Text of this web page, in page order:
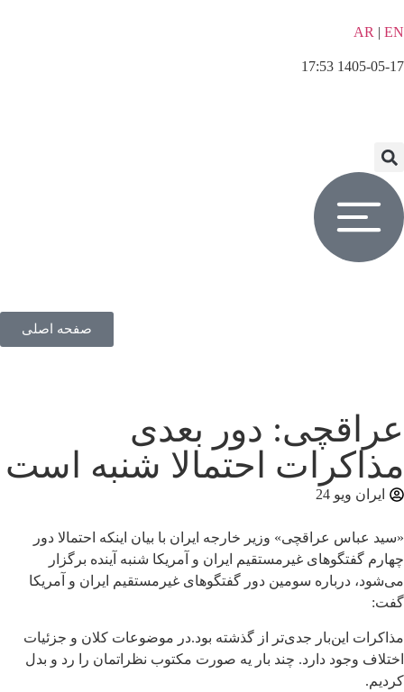
AR | EN
1405-05-17 17:53
صفحه اصلی
عراقچی: دور بعدی
مذاکرات احتمالا شنبه است
ایران ویو 24
«سید عباس عراقچی» وزیر خارجه ایران با بیان اینکه احتمالا دور
چهارم گفتگوهای غیرمستقیم ایران و آمریکا شنبه آینده برگزار
می‌شود، درباره سومین دور گفتگوهای غیرمستقیم ایران و آمریکا
گفت:
مذاکرات این‌بار جدی‌تر از گذشته بود.در موضوعات کلان و جزئیات
اختلاف وجود دارد. چند بار یه صورت مکتوب نظراتمان را رد و بدل
کردیم.